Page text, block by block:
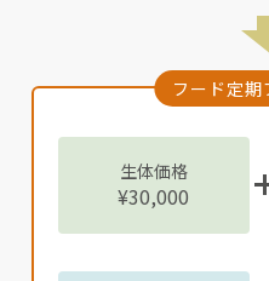
フード定
生体価格
¥30,000